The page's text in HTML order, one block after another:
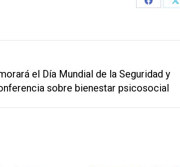
Share
el Día Mundial de la Seguridad y
sobre bienestar psicosocial